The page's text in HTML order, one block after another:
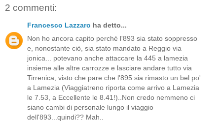
2 commenti:
Francesco Lazzaro ha detto...
Non ho ancora capito perchè l'893 sia stato soppresso
e, nonostante ciò, sia stato mandato a Reggio via
jonica... potevano anche attaccare la 445 a lamezia
insieme alle altre carrozze e lasciare andare tutto via
Tirrenica, visto che pare che l'895 sia rimasto un bel po'
a Lamezia (Viaggiatreno riporta come arrivo a Lamezia
le 7.53, a Eccellente le 8.41!)..Non credo nemmeno ci
siano cambi di personale lungo il viaggio
dell'893...quindi?? Mah..